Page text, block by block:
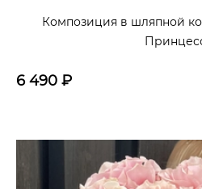
Композиция в шляпной
6 490 ₽